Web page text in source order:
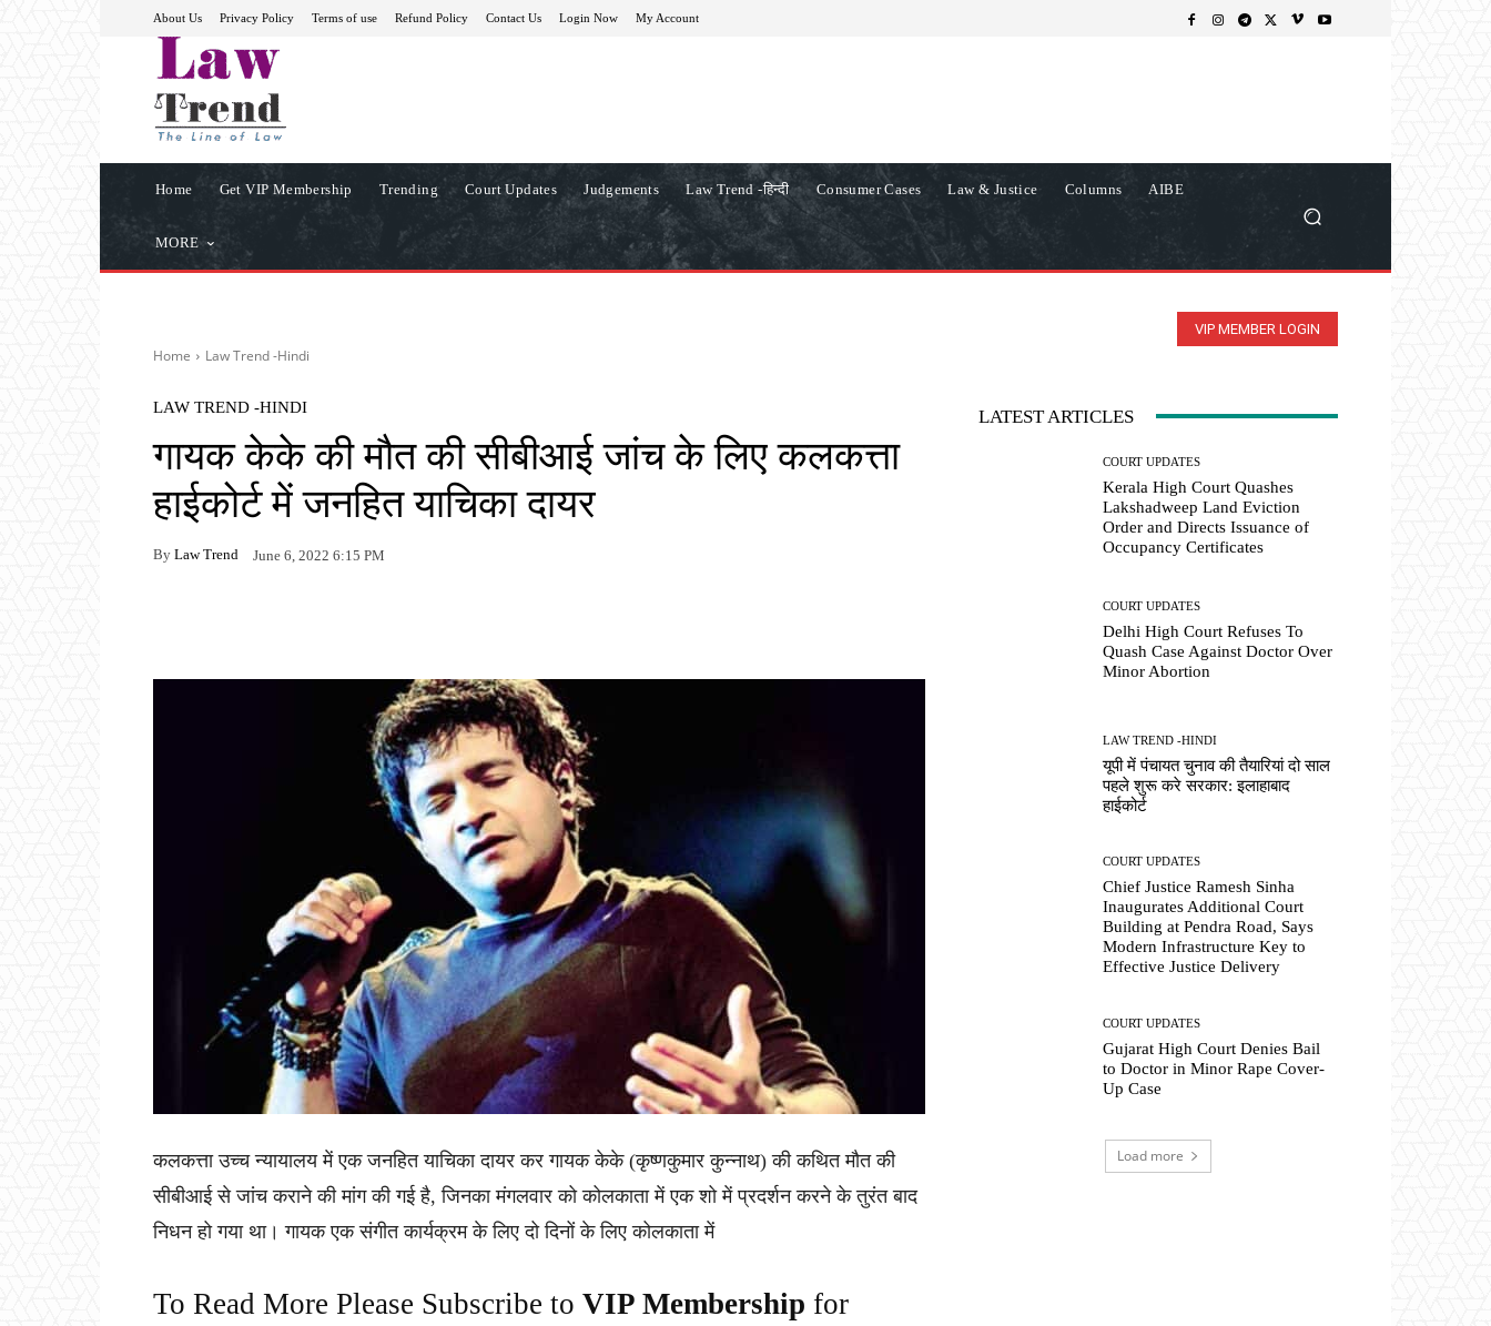
About Us Privacy Policy Terms of use Refund Policy Contact Us Login Now My Account
Home Get VIP Membership Trending Court Updates Judgements Law Trend -हिन्दी Consumer Cases Law & Justice Columns AIBE
MORE
VIP MEMBER LOGIN
Home Law Trend -Hindi
LAW TREND -HINDI
गायक केके की मौत की सीबीआई जांच के लिए कलकत्ता
हाईकोर्ट में जनहित याचिका दायर
By Law Trend June 6, 2022 6:15 PM
कलकत्ता उच्च न्यायालय में एक जनहित याचिका दायर कर गायक केके (कृष्णकुमार कुन्नाथ) की कथित मौत की
सीबीआई से जांच कराने की मांग की गई है, जिनका मंगलवार को कोलकाता में एक शो में प्रदर्शन करने के तुरंत बाद
निधन हो गया था। गायक एक संगीत कार्यक्रम के लिए दो दिनों के लिए कोलकाता में
To Read More Please Subscribe to VIP Membership for
LATEST ARTICLES
COURT UPDATES
Kerala High Court Quashes
Lakshadweep Land Eviction
Order and Directs Issuance of
Occupancy Certificates
COURT UPDATES
Delhi High Court Refuses To
Quash Case Against Doctor Over
Minor Abortion
LAW TREND -HINDI
यूपी में पंचायत चुनाव की तैयारियां दो साल
पहले शुरू करे सरकार: इलाहाबाद
हाईकोर्ट
COURT UPDATES
Chief Justice Ramesh Sinha
Inaugurates Additional Court
Building at Pendra Road, Says
Modern Infrastructure Key to
Effective Justice Delivery
COURT UPDATES
Gujarat High Court Denies Bail
to Doctor in Minor Rape Cover-
Up Case
Load more